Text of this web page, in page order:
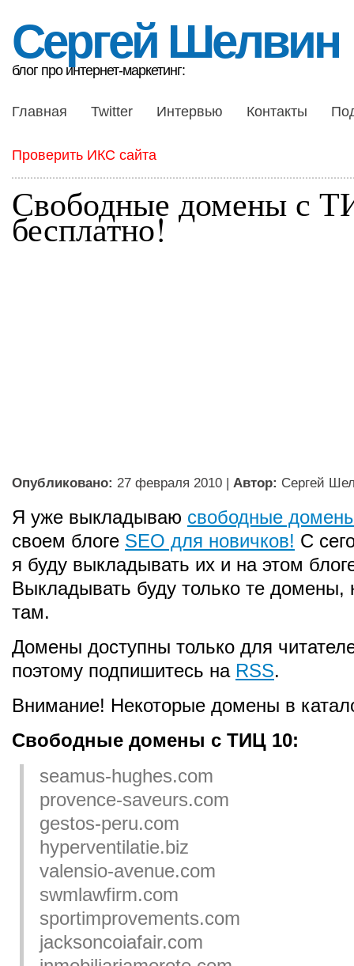
Сергей Шелвин
блог про интернет-маркетинг:
Главная Twitter Интервью Контакты
Проверить ИКС сайта
Свободные домены с
бесплатно!
Опубликовано: 27 февраля 2010 | Автор: Сергей
Я уже выкладываю свободные
своем блоге SEO для новичков! С
я буду выкладывать их и на этом
Выкладывать буду только те домены,
там.
Домены доступны только для
поэтому подпишитесь на RSS.
Внимание! Некоторые домены в
Свободные домены с ТИЦ 10:
seamus-hughes.com
provence-saveurs.com
gestos-peru.com
hyperventilatie.biz
valensio-avenue.com
swmlawfirm.com
sportimprovements.com
jacksoncoiafair.com